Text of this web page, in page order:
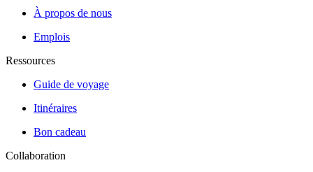
À propos de nous
Emplois
Ressources
Guide de voyage
Itinéraires
Bon cadeau
Collaboration